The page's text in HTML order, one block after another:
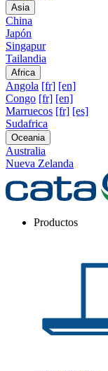
Asia
China
Japón
Singapur
Tailandia
Africa
Angola [fr] [en]
Congo [fr] [en]
Marruecos [fr] [es]
Sudafrica
Oceania
Australia
Nueva Zelanda
Productos